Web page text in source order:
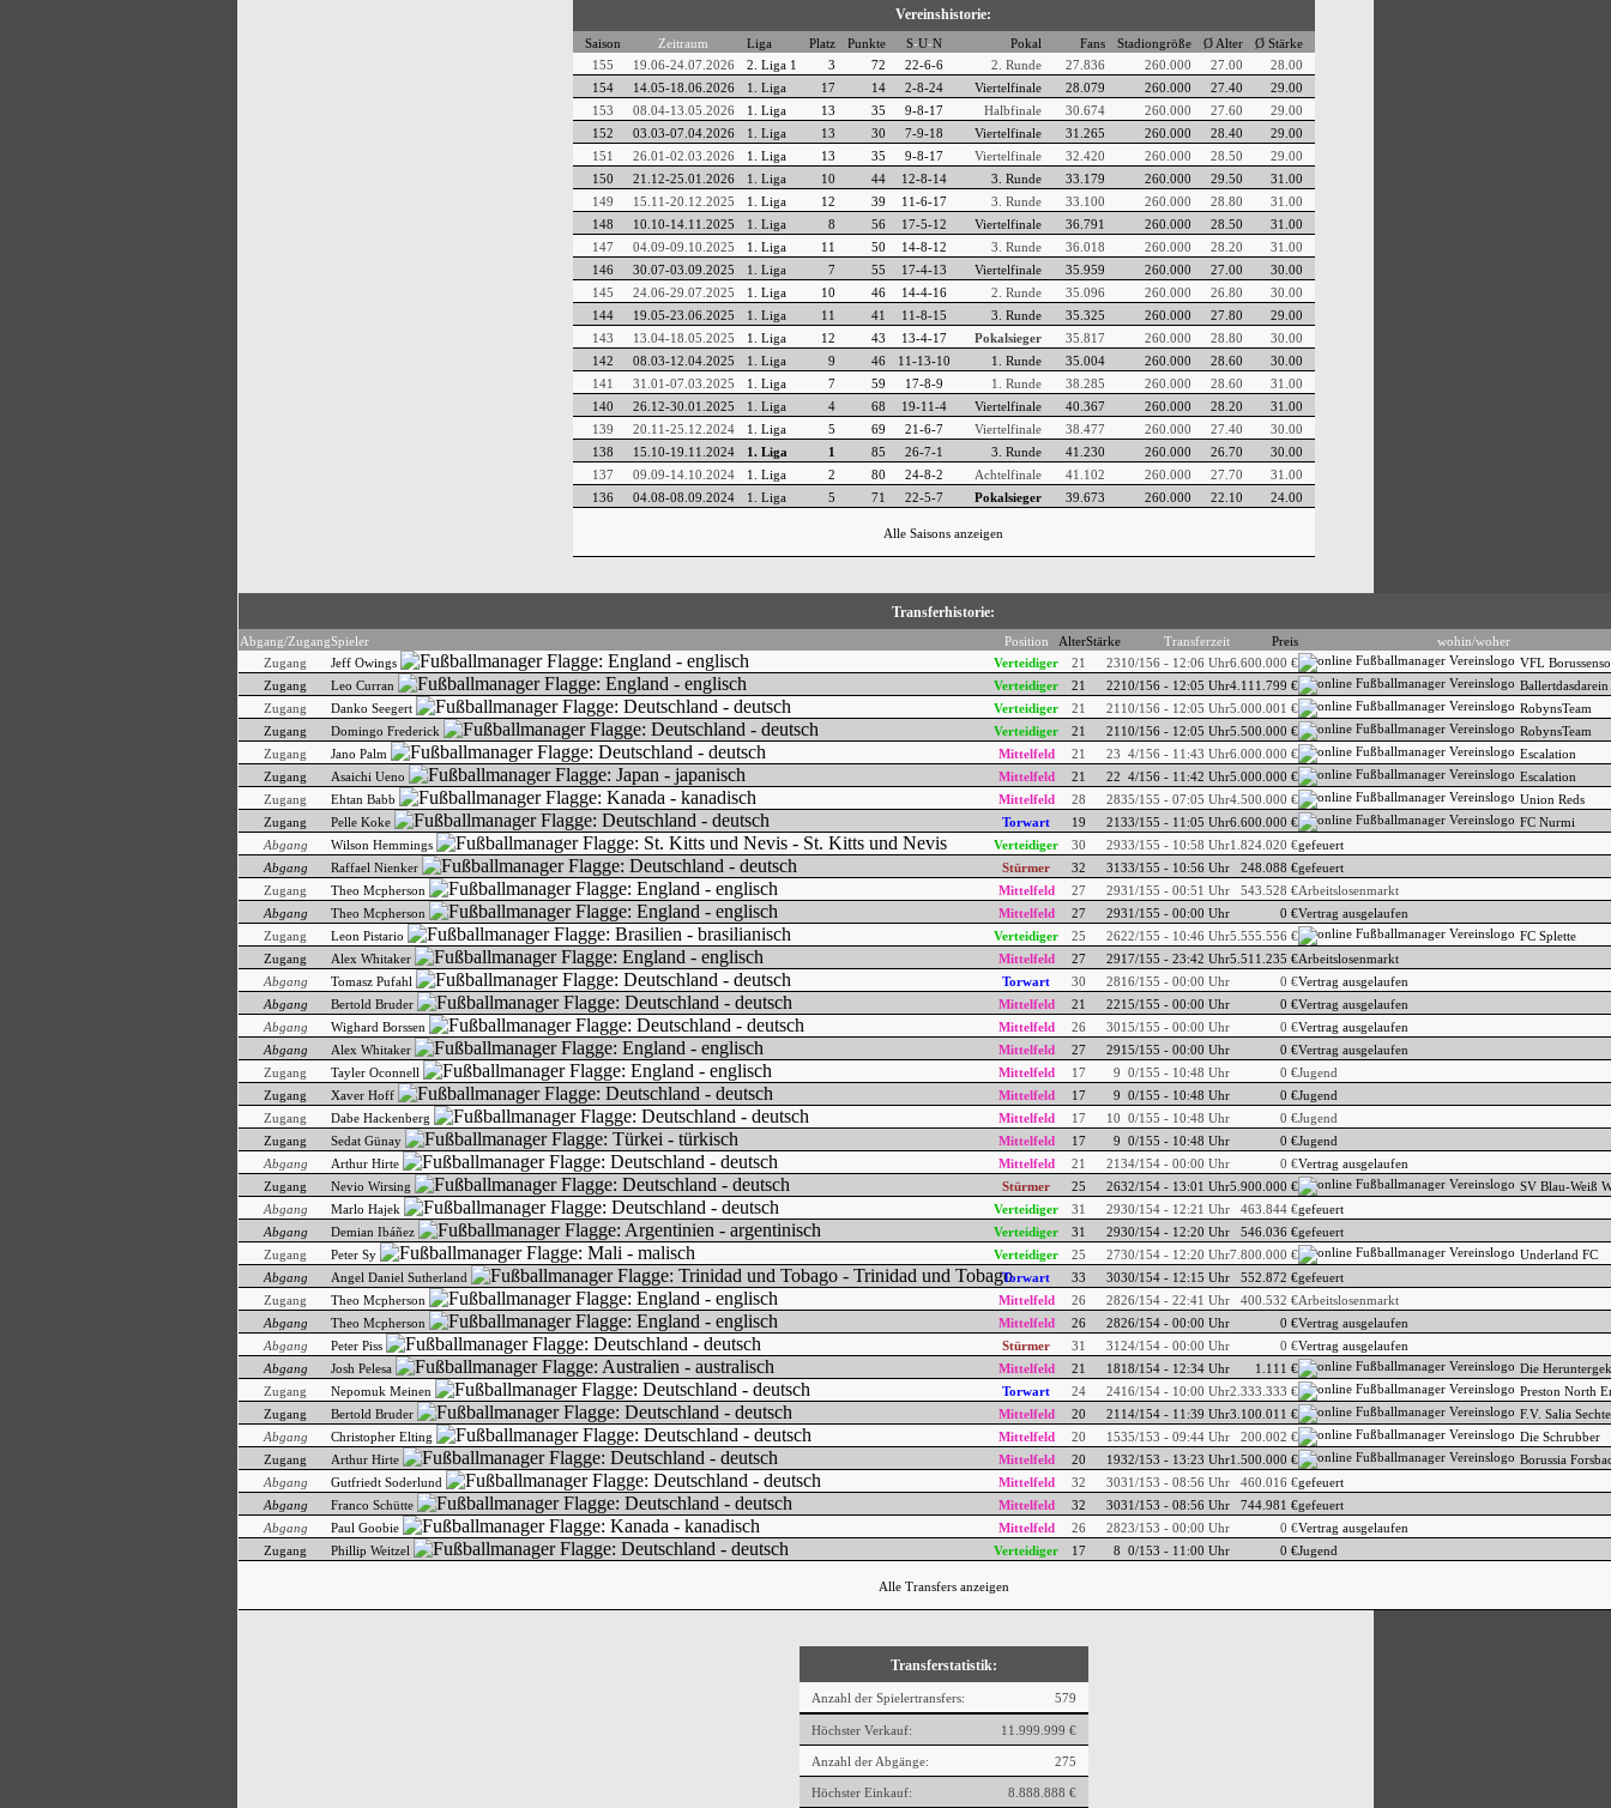
Vereinshistorie:
Saison Zeitraum Liga Platz Punkte S-U-N Pokal Fans Stadiongröße Ø Alter
Ø Stärke
155
19.06-24.07.2026 2. Liga 1 3 72 22-6-6 2. Runde 27.836 260.000 27.00
28.00
154
14.05-18.06.2026 1. Liga 17 14 2-8-24 Viertelfinale 28.079 260.000 27.40
29.00
153
08.04-13.05.2026 1. Liga 13 35 9-8-17 Halbfinale 30.674 260.000 27.60
29.00
152
03.03-07.04.2026 1. Liga 13 30 7-9-18 Viertelfinale 31.265 260.000 28.40
29.00
151
26.01-02.03.2026 1. Liga 13 35 9-8-17 Viertelfinale 32.420 260.000 28.50
29.00
150
21.12-25.01.2026 1. Liga 10 44 12-8-14 3. Runde 33.179 260.000 29.50
31.00
149
15.11-20.12.2025 1. Liga 12 39 11-6-17 3. Runde 33.100 260.000 28.80
31.00
148
10.10-14.11.2025 1. Liga 8 56 17-5-12 Viertelfinale 36.791 260.000 28.50
31.00
147
04.09-09.10.2025 1. Liga 11 50 14-8-12 3. Runde 36.018 260.000 28.20
31.00
146
30.07-03.09.2025 1. Liga 7 55 17-4-13 Viertelfinale 35.959 260.000 27.00
30.00
145
24.06-29.07.2025 1. Liga 10 46 14-4-16 2. Runde 35.096 260.000 26.80
30.00
144
19.05-23.06.2025 1. Liga 11 41 11-8-15 3. Runde 35.325 260.000 27.80
29.00
143
13.04-18.05.2025 1. Liga 12 43 13-4-17 Pokalsieger 35.817 260.000 28.80
30.00
142
08.03-12.04.2025 1. Liga 9 46 11-13-10 1. Runde 35.004 260.000 28.60
30.00
141
31.01-07.03.2025 1. Liga 7 59 17-8-9 1. Runde 38.285 260.000 28.60
31.00
140
26.12-30.01.2025 1. Liga 4 68 19-11-4 Viertelfinale 40.367 260.000 28.20
31.00
139
20.11-25.12.2024 1. Liga 5 69 21-6-7 Viertelfinale 38.477 260.000 27.40
30.00
138
15.10-19.11.2024 1. Liga 1 85 26-7-1 3. Runde 41.230 260.000 26.70
30.00
137
09.09-14.10.2024 1. Liga 2 80 24-8-2 Achtelfinale 41.102 260.000 27.70
31.00
136
04.08-08.09.2024 1. Liga 5 71 22-5-7 Pokalsieger 39.673 260.000 22.10 24.00
Alle Saisons anzeigen
Transferhistorie:
Abgang/ZugangSpieler Position AlterStärke Transferzeit Preis
wohin/woher
Zugang
Jeff Owings Verteidiger 21 2310/156 - 12:06 Uhr6.600.000 €
VFL
Zugang
Leo Curran Verteidiger 21 2210/156 - 12:05 Uhr4.111.799 €
Zugang
Danko Seegert Verteidiger 21 21 10/156 - 12:05 Uhr5.000.001 €
RobynsTeam
Zugang
Domingo Frederick Verteidiger 21 21 10/156 - 12:05 Uhr5.500.000 €
RobynsTeam
Zugang
Jano Palm Mittelfeld 21 23 4/156 - 11:43 Uhr6.000.000 €
Escalation
Zugang
Asaichi Ueno Mittelfeld 21 22 4/156 - 11:42 Uhr5.000.000 €
Escalation
Zugang
Ehtan Babb Mittelfeld 28 2835/155 - 07:05 Uhr4.500.000 €
Union Reds
Zugang
Pelle Koke Torwart 19 2133/155 - 11:05 Uhr6.600.000 €
FC Nurmi
Abgang
Wilson Hemmings Verteidiger 30 2933/155 - 10:58 Uhr1.824.020 €gefeuert
Abgang
Raffael Nienker Stürmer 32 3133/155 - 10:56 Uhr 248.088 €gefeuert
Zugang
Theo Mcpherson Mittelfeld 27 2931/155 - 00:51 Uhr 543.528 €Arbeitslosenmarkt
Abgang
Theo Mcpherson Mittelfeld 27 2931/155 - 00:00 Uhr 0 €Vertrag ausgelaufen
Zugang
Leon Pistario Verteidiger 25 2622/155 - 10:46 Uhr5.555.556 €
FC Splette
Zugang
Alex Whitaker Mittelfeld 27 2917/155 - 23:42 Uhr5.511.235 €Arbeitslosenmarkt
Abgang
Tomasz Pufahl Torwart 30 2816/155 - 00:00 Uhr 0 €Vertrag ausgelaufen
Abgang
Bertold Bruder Mittelfeld 21 2215/155 - 00:00 Uhr 0 €Vertrag ausgelaufen
Abgang
Wighard Borssen Mittelfeld 26 3015/155 - 00:00 Uhr 0 €Vertrag ausgelaufen
Abgang
Alex Whitaker Mittelfeld 27 2915/155 - 00:00 Uhr 0 €Vertrag ausgelaufen
Zugang
Tayler Oconnell Mittelfeld 17 9 0/155 - 10:48 Uhr 0 €Jugend
Zugang
Xaver Hoff Mittelfeld 17 9 0/155 - 10:48 Uhr 0 €Jugend
Zugang
Dabe Hackenberg Mittelfeld 17 10 0/155 - 10:48 Uhr 0 €Jugend
Zugang
Sedat Günay Mittelfeld 17 9 0/155 - 10:48 Uhr 0 €Jugend
Abgang
Arthur Hirte Mittelfeld 21 2134/154 - 00:00 Uhr 0 €Vertrag ausgelaufen
Zugang
Nevio Wirsing Stürmer 25 2632/154 - 13:01 Uhr5.900.000 €
SV Blau-Weiß
Abgang
Marlo Hajek Verteidiger 31 2930/154 - 12:21 Uhr 463.844 €gefeuert
Abgang
Demian Ibáñez Verteidiger 31 2930/154 - 12:20 Uhr 546.036 €gefeuert
Zugang
Peter Sy Verteidiger 25 2730/154 - 12:20 Uhr7.800.000 €
Underland FC
Abgang
Angel Daniel Sutherland Torwart 33 3030/154 - 12:15 Uhr 552.872 €gefeuert
Zugang
Theo Mcpherson Mittelfeld 26 2826/154 - 22:41 Uhr 400.532 €Arbeitslosenmarkt
Abgang
Theo Mcpherson Mittelfeld 26 2826/154 - 00:00 Uhr 0 €Vertrag ausgelaufen
Abgang
Peter Piss Stürmer 31 3124/154 - 00:00 Uhr 0 €Vertrag ausgelaufen
Abgang
Josh Pelesa Mittelfeld 21 1818/154 - 12:34 Uhr 1.111 €
Die
Zugang
Nepomuk Meinen Torwart 24 2416/154 - 10:00 Uhr2.333.333 €
Preston North
Zugang
Bertold Bruder Mittelfeld 20 21 14/154 - 11:39 Uhr3.100.011 €
F.V. Salia
Abgang
Christopher Elting Mittelfeld 20 1535/153 - 09:44 Uhr 200.002 €
Die Schrubber
Zugang
Arthur Hirte Mittelfeld 20 1932/153 - 13:23 Uhr1.500.000 €
Borussia
Abgang
Gutfriedt Soderlund Mittelfeld 32 3031/153 - 08:56 Uhr 460.016 €gefeuert
Abgang
Franco Schütte Mittelfeld 32 3031/153 - 08:56 Uhr 744.981 €gefeuert
Abgang
Paul Goobie Mittelfeld 26 2823/153 - 00:00 Uhr 0 €Vertrag ausgelaufen
Zugang
Phillip Weitzel Verteidiger 17 8 0/153 - 11:00 Uhr 0 €Jugend
Alle Transfers anzeigen
Transferstatistik:
Anzahl der Spielertransfers: 579
Höchster Verkauf: 11.999.999 €
Anzahl der Abgänge: 275
Höchster Einkauf: 8.888.888 €